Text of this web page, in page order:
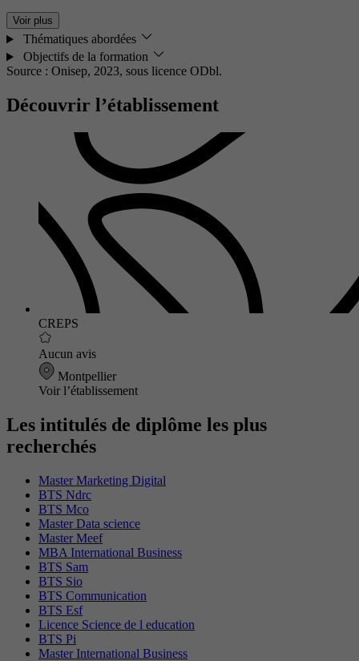
Voir plus
Thématiques abordées
Objectifs de la formation
Source : Onisep, 2023, sous licence ODbl.
Découvrir l’établissement
CREPS
Aucun avis
Montpellier
Voir l’établissement
Les intitulés de diplôme les plus
recherchés
Master Marketing Digital
BTS Ndrc
BTS Mco
Master Data science
Master Meef
MBA International Business
BTS Sam
BTS Sio
BTS Communication
BTS Esf
Licence Science de l education
BTS Pi
Master International Business